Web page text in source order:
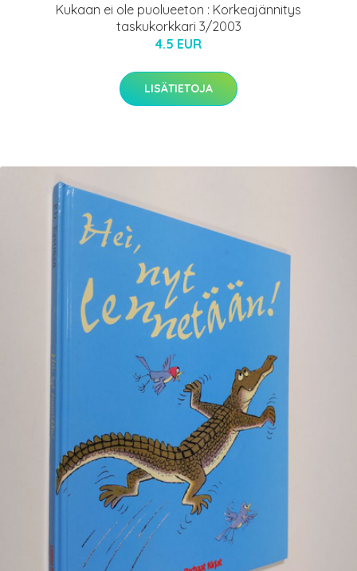
Kukaan ei ole puolueeton : Korkeajännitys
taskukorkkari 3/2003
4.5 EUR
LISÄTIETOJA